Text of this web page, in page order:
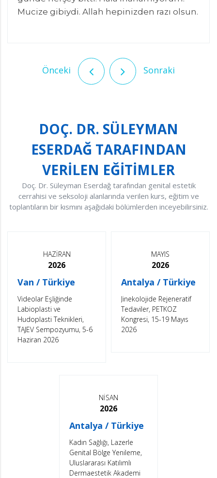
Mucize gibiydi. Allah hepinizden razı olsun.
Önceki Sonraki
DOÇ. DR. SÜLEYMAN
ESERDAĞ TARAFINDAN
VERİLEN EĞİTİMLER
Doç. Dr. Süleyman Eserdağ tarafından genital estetik
cerrahisi ve seksoloji alanlarında verilen kurs, eğitim ve
toplantıların bir kısmını aşağıdaki bölümlerden inceyebilirsiniz.
HAZİRAN
2026
Van / Türkiye
Videolar Eşliğinde
Labioplasti ve
Hudoplasti Teknikleri,
TAJEV Sempozyumu, 5-6
Haziran 2026
MAYIS
2026
Antalya / Türkiye
Jinekolojide Rejeneratif
Tedaviler, PETKOZ
Kongresi, 15-19 Mayıs
2026
NİSAN
2026
Antalya / Türkiye
Kadın Sağlığı, Lazerle
Genital Bölge Yenileme,
Uluslararası Katılımlı
Dermaestetik Akademi